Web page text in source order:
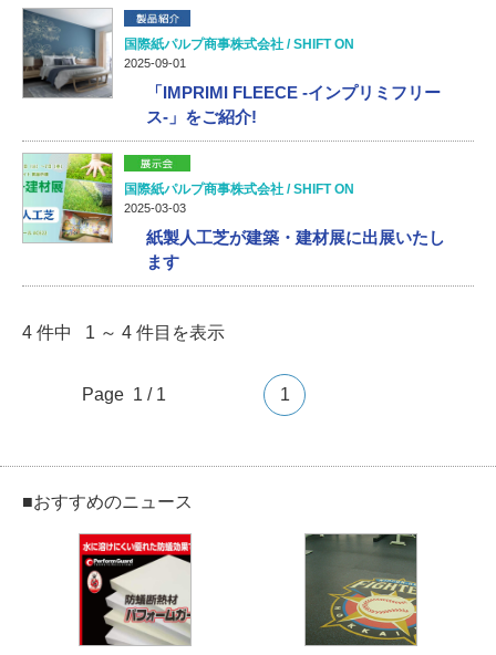
国際紙パルプ商事株式会社 / SHIFT ON
2025-09-01
「IMPRIMI FLEECE -インプリミフリー
ス-」をご紹介!
国際紙パルプ商事株式会社 / SHIFT ON
2025-03-03
紙製人工芝が建築・建材展に出展いたし
ます
4 件中 1 ～ 4 件目を表示
Page 1 / 1 1
■おすすめのニュース